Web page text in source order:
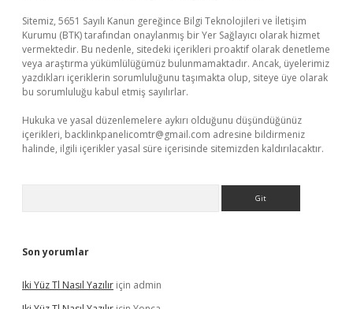
Sitemiz, 5651 Sayılı Kanun gereğince Bilgi Teknolojileri ve İletişim
Kurumu (BTK) tarafından onaylanmış bir Yer Sağlayıcı olarak hizmet
vermektedir. Bu nedenle, sitedeki içerikleri proaktif olarak denetleme
veya araştırma yükümlülüğümüz bulunmamaktadır. Ancak, üyelerimiz
yazdıkları içeriklerin sorumluluğunu taşımakta olup, siteye üye olarak
bu sorumluluğu kabul etmiş sayılırlar.
Hukuka ve yasal düzenlemelere aykırı olduğunu düşündüğünüz
içerikleri, backlinkpanelicomtr@gmail.com adresine bildirmeniz
halinde, ilgili içerikler yasal süre içerisinde sitemizden kaldırılacaktır.
Son yorumlar
Iki Yüz Tl Nasıl Yazılır için admin